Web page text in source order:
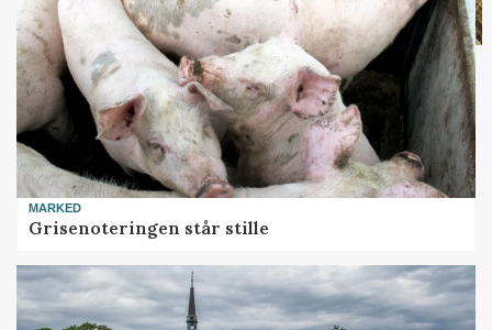
MARKED
Grisenoteringen står stille